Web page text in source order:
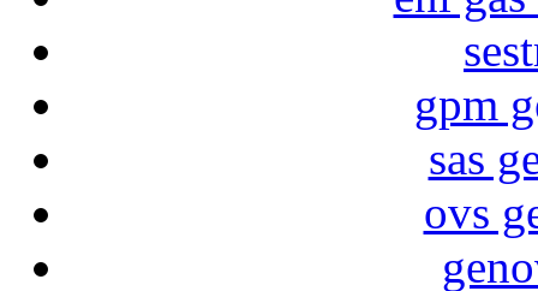
gpm
sas
ovs